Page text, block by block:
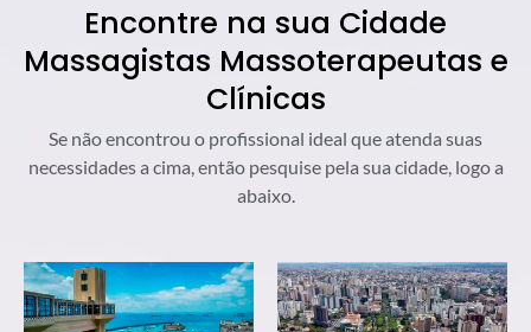
Encontre na sua Cidade
Massagistas Massoterapeutas e
Clínicas
Se não encontrou o profissional ideal que atenda suas
necessidades a cima, então pesquise pela sua cidade, logo a
abaixo.